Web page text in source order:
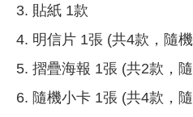
3. 貼紙 1款
4. 明信片 1張 (共4款，隨
5. 摺疊海報 1張 (共2款，
6. 隨機小卡 1張 (共4款，